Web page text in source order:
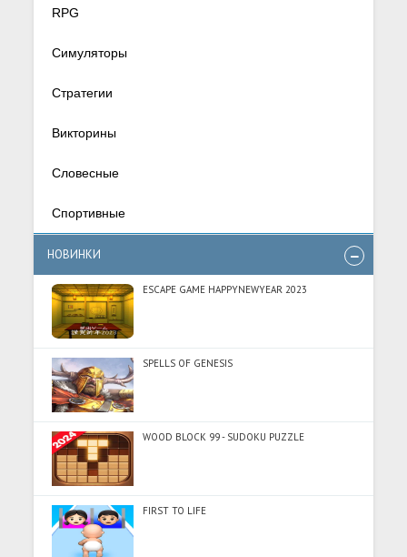
RPG
Симуляторы
Стратегии
Викторины
Словесные
Спортивные
НОВИНКИ
ESCAPE GAME HAPPYNEWYEAR 2023
SPELLS OF GENESIS
WOOD BLOCK 99 - SUDOKU PUZZLE
FIRST TO LIFE